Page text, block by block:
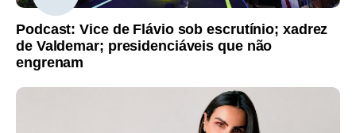
Podcast: Vice de Flávio sob escrutínio; xadrez
de Valdemar; presidenciáveis que não
engrenam